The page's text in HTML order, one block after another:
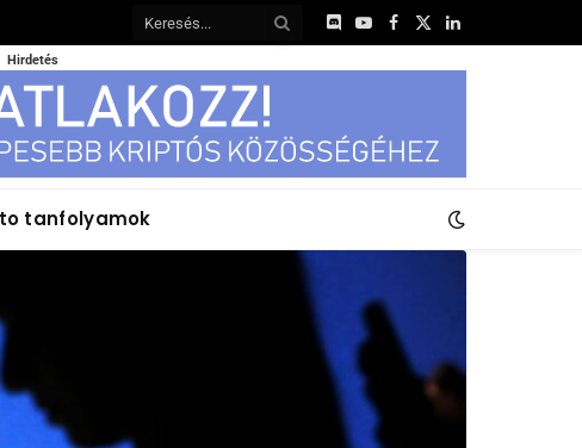
DiscordYouTube
Facebook
X
LinkedIn
Hirdetés
tanfolyamok